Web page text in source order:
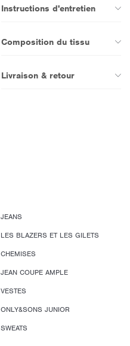
Instructions d'entretien
Composition du tissu
Livraison & retour
JEANS
LES BLAZERS ET LES GILETS
CHEMISES
JEAN COUPE AMPLE
VESTES
ONLY&SONS JUNIOR
SWEATS